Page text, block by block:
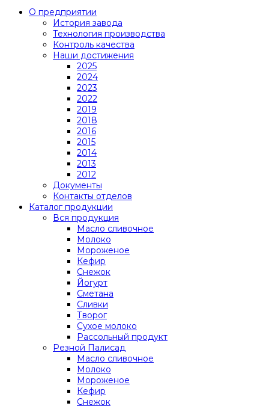
О предприятии
История завода
Технология производства
Контроль качества
Наши достижения
2025
2024
2023
2022
2019
2018
2016
2015
2014
2013
2012
Документы
Контакты отделов
Каталог продукции
Вся продукция
Масло сливочное
Молоко
Мороженое
Кефир
Снежок
Йогурт
Сметана
Сливки
Творог
Сухое молоко
Рассольный продукт
Резной Палисад
Масло сливочное
Молоко
Мороженое
Кефир
Снежок